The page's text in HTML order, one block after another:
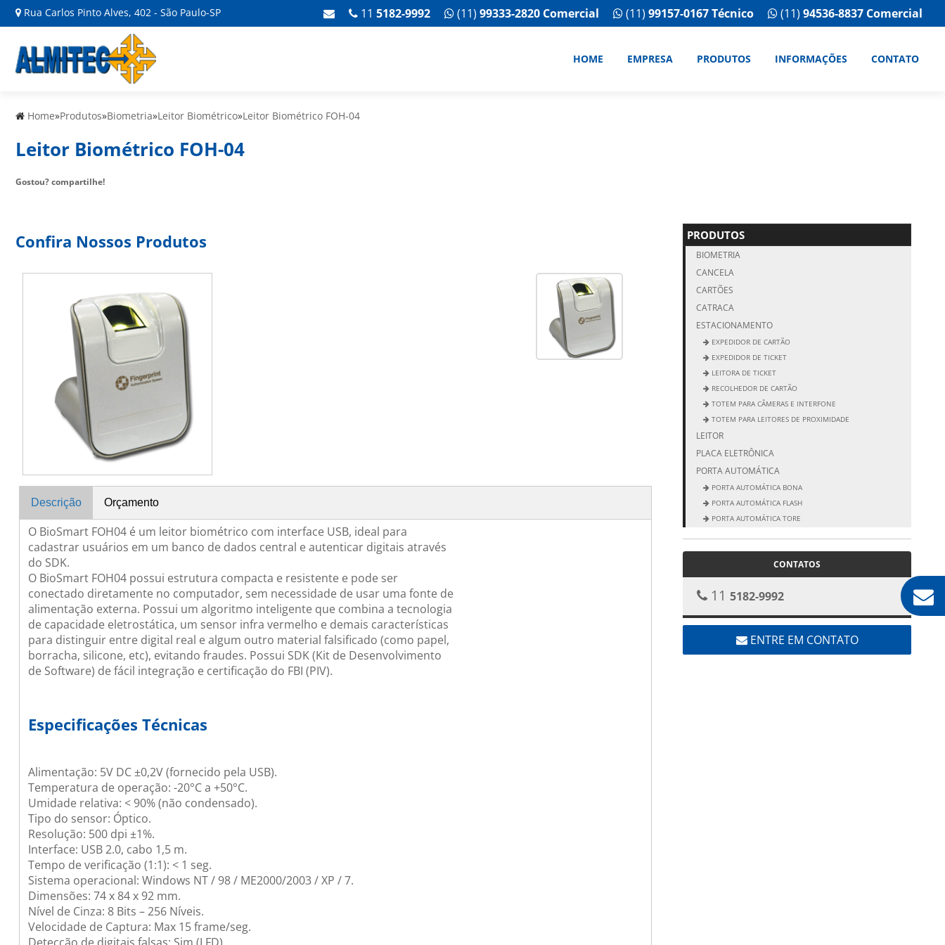
Rua Carlos Pinto Alves, 402 - São Paulo-SP (11) 94536-8837 Comercial
(11) 99157-0167 Técnico
(11) 99333-2820 Comercial
11 5182-9992
HOME EMPRESA PRODUTOS INFORMAÇÕES CONTATO
Home»Produtos»Biometria»Leitor Biométrico»Leitor Biométrico FOH-04
Leitor Biométrico FOH-04
Gostou? compartilhe!
Confira Nossos Produtos
Descrição Orçamento
O BioSmart FOH04 é um leitor biométrico com interface USB, ideal para
cadastrar usuários em um banco de dados central e autenticar digitais através
do SDK.
O BioSmart FOH04 possui estrutura compacta e resistente e pode ser
conectado diretamente no computador, sem necessidade de usar uma fonte de
alimentação externa. Possui um algoritmo inteligente que combina a tecnologia
de capacidade eletrostática, um sensor infra vermelho e demais características
para distinguir entre digital real e algum outro material falsificado (como papel,
borracha, silicone, etc), evitando fraudes. Possui SDK (Kit de Desenvolvimento
de Software) de fácil integração e certificação do FBI (PIV).
Especificações Técnicas
Alimentação: 5V DC ±0,2V (fornecido pela USB).
Temperatura de operação: -20°C a +50°C.
Umidade relativa: < 90% (não condensado).
Tipo do sensor: Óptico.
Resolução: 500 dpi ±1%.
Interface: USB 2.0, cabo 1,5 m.
Tempo de verificação (1:1): < 1 seg.
Sistema operacional: Windows NT / 98 / ME2000/2003 / XP / 7.
Dimensões: 74 x 84 x 92 mm.
Nível de Cinza: 8 Bits – 256 Níveis.
Velocidade de Captura: Max 15 frame/seg.
PRODUTOS
BIOMETRIA
CANCELA
CARTÕES
CATRACA
ESTACIONAMENTO
EXPEDIDOR DE CARTÃO
EXPEDIDOR DE TICKET
LEITORA DE TICKET
RECOLHEDOR DE CARTÃO
TOTEM PARA CÂMERAS E INTERFONE
TOTEM PARA LEITORES DE PROXIMIDADE
LEITOR
PLACA ELETRÔNICA
PORTA AUTOMÁTICA
PORTA AUTOMÁTICA BONA
PORTA AUTOMÁTICA FLASH
PORTA AUTOMÁTICA TORE
PORTA NEW CLASSIC
CONTATOS
11 5182-9992
ENTRE EM CONTATO